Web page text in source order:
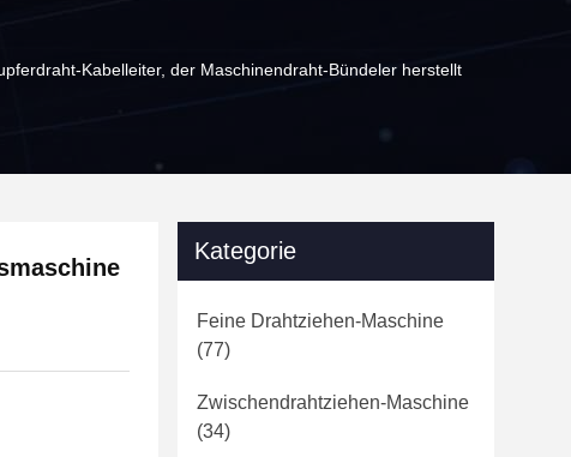
Kabelleiter, der Maschinendraht-Bündeler herstellt
Kategorie
Feine Drahtziehen-Maschine
(77)
Zwischendrahtziehen-Maschine
(34)